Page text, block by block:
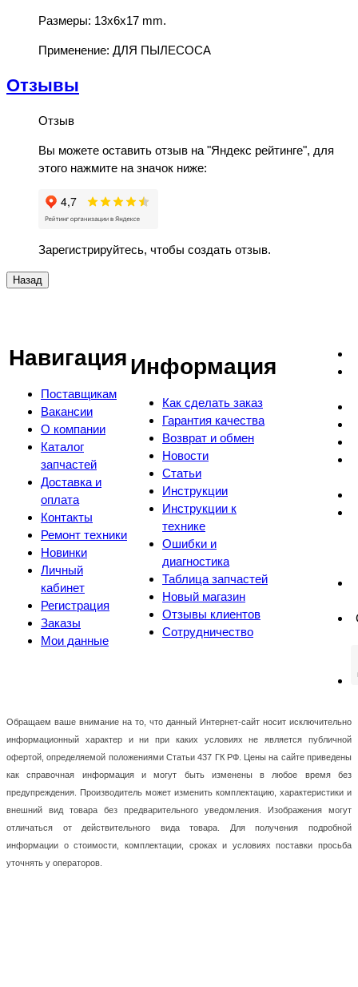
Размеры: 13x6x17 mm.
Применение: ДЛЯ ПЫЛЕСОСА
Отзывы
Отзыв
Вы можете оставить отзыв на "Яндекс рейтинге", для
этого нажмите на значок ниже:
Зарегистрируйтесь, чтобы создать отзыв.
Навигация
Поставщикам
Вакансии
О компании
Каталог
запчастей
Доставка и
оплата
Контакты
Ремонт техники
Новинки
Личный
кабинет
Регистрация
Заказы
Мои данные
Информация
Как сделать заказ
Гарантия качества
Возврат и обмен
Новости
Статьи
Инструкции
Инструкции к
технике
Ошибки и
диагностика
Таблица запчастей
Новый магазин
Отзывы клиентов
Сотрудничество
Обращаем ваше внимание на то, что данный Интернет-сайт носит исключительно
информационный характер и ни при каких условиях не является публичной
офертой, определяемой положениями Статьи 437 ГК РФ. Цены на сайте приведены
как справочная информация и могут быть изменены в любое время без
предупреждения. Производитель может изменить комплектацию, характеристики и
внешний вид товара без предварительного уведомления. Изображения могут
отличаться от действительного вида товара. Для получения подробной
информации о стоимости, комплектации, сроках и условиях поставки просьба
уточнять у операторов.